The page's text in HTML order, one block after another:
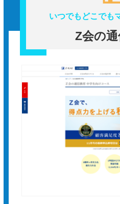
いつでもどこでも
Z会の